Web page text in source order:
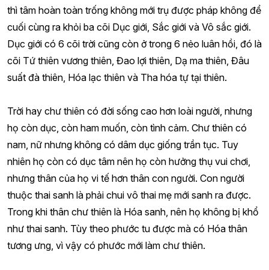
thì tâm hoàn toàn trống không mới trụ được pháp không để
cuối cùng ra khỏi ba cõi Dục giới, Sắc giới và Vô sắc giới.
Dục giới có 6 cõi trời cũng còn ở trong 6 nẻo luân hồi, đó là
cõi Tứ thiên vương thiên, Đao lợi thiên, Dạ ma thiên, Đâu
suất đà thiên, Hóa lạc thiên và Tha hóa tự tại thiên.
Trời hay chư thiên có đời sống cao hơn loài người, nhưng
họ còn dục, còn ham muốn, còn tình cảm. Chư thiên có
nam, nữ nhưng không có dâm dục giống trần tục. Tuy
nhiên họ còn có dục tâm nên họ còn hưởng thụ vui chơi,
nhưng thân của họ vi tế hơn thân con người. Con người
thuộc thai sanh là phải chui vô thai mẹ mới sanh ra được.
Trong khi thân chư thiên là Hóa sanh, nên họ không bị khổ
như thai sanh. Tùy theo phước tu được mà có Hóa thân
tương ưng, vì vậy có phước mới làm chư thiên.